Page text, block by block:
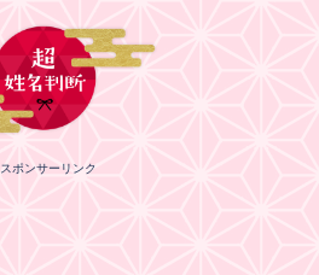
スポンサーリンク